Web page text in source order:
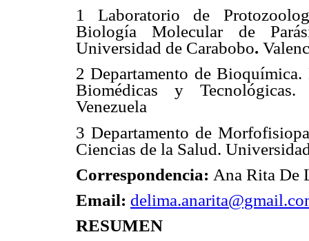
1 Laboratorio de
Biología Molecular de
Universidad de Carabobo.
2 Departamento de Bioquímica.
Biomédicas y
Venezuela
3 Departamento de
Ciencias de la Salud.
Correspondencia: Ana Rita De
Email:
RESUMEN